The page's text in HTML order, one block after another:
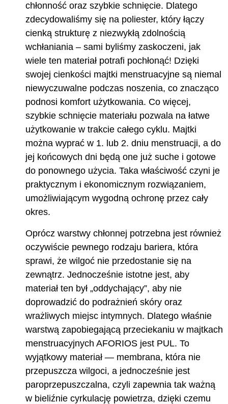
chłonność oraz szybkie schnięcie. Dlatego
zdecydowaliśmy się na poliester, który łączy
cienką strukturę z niezwykłą zdolnością
wchłaniania – sami byliśmy zaskoczeni, jak
wiele ten materiał potrafi pochłonąć! Dzięki
swojej cienkości majtki menstruacyjne są niemal
niewyczuwalne podczas noszenia, co znacząco
podnosi komfort użytkowania. Co więcej,
szybkie schnięcie materiału pozwala na łatwe
użytkowanie w trakcie całego cyklu. Majtki
można wyprać w 1. lub 2. dniu menstruacji, a do
jej końcowych dni będą one już suche i gotowe
do ponownego użycia. Taka właściwość czyni je
praktycznym i ekonomicznym rozwiązaniem,
umożliwiającym wygodną ochronę przez cały
okres.
Oprócz warstwy chłonnej potrzebna jest również
oczywiście pewnego rodzaju bariera, która
sprawi, że wilgoć nie przedostanie się na
zewnątrz. Jednocześnie istotne jest, aby
materiał ten był „oddychający”, aby nie
doprowadzić do podrażnień skóry oraz
wrażliwych miejsc intymnych. Dlatego właśnie
warstwą zapobiegającą przeciekaniu w majtkach
menstruacyjnych AFORIOS jest PUL. To
wyjątkowy materiał — membrana, która nie
przepuszcza wilgoci, a jednocześnie jest
paroprzepuszczalna, czyli zapewnia tak ważną
w bieliźnie cyrkulację powietrza, dzięki czemu